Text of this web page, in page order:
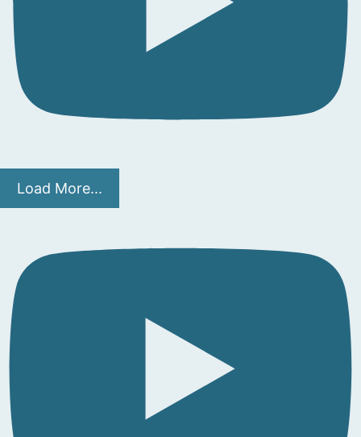
Load More...